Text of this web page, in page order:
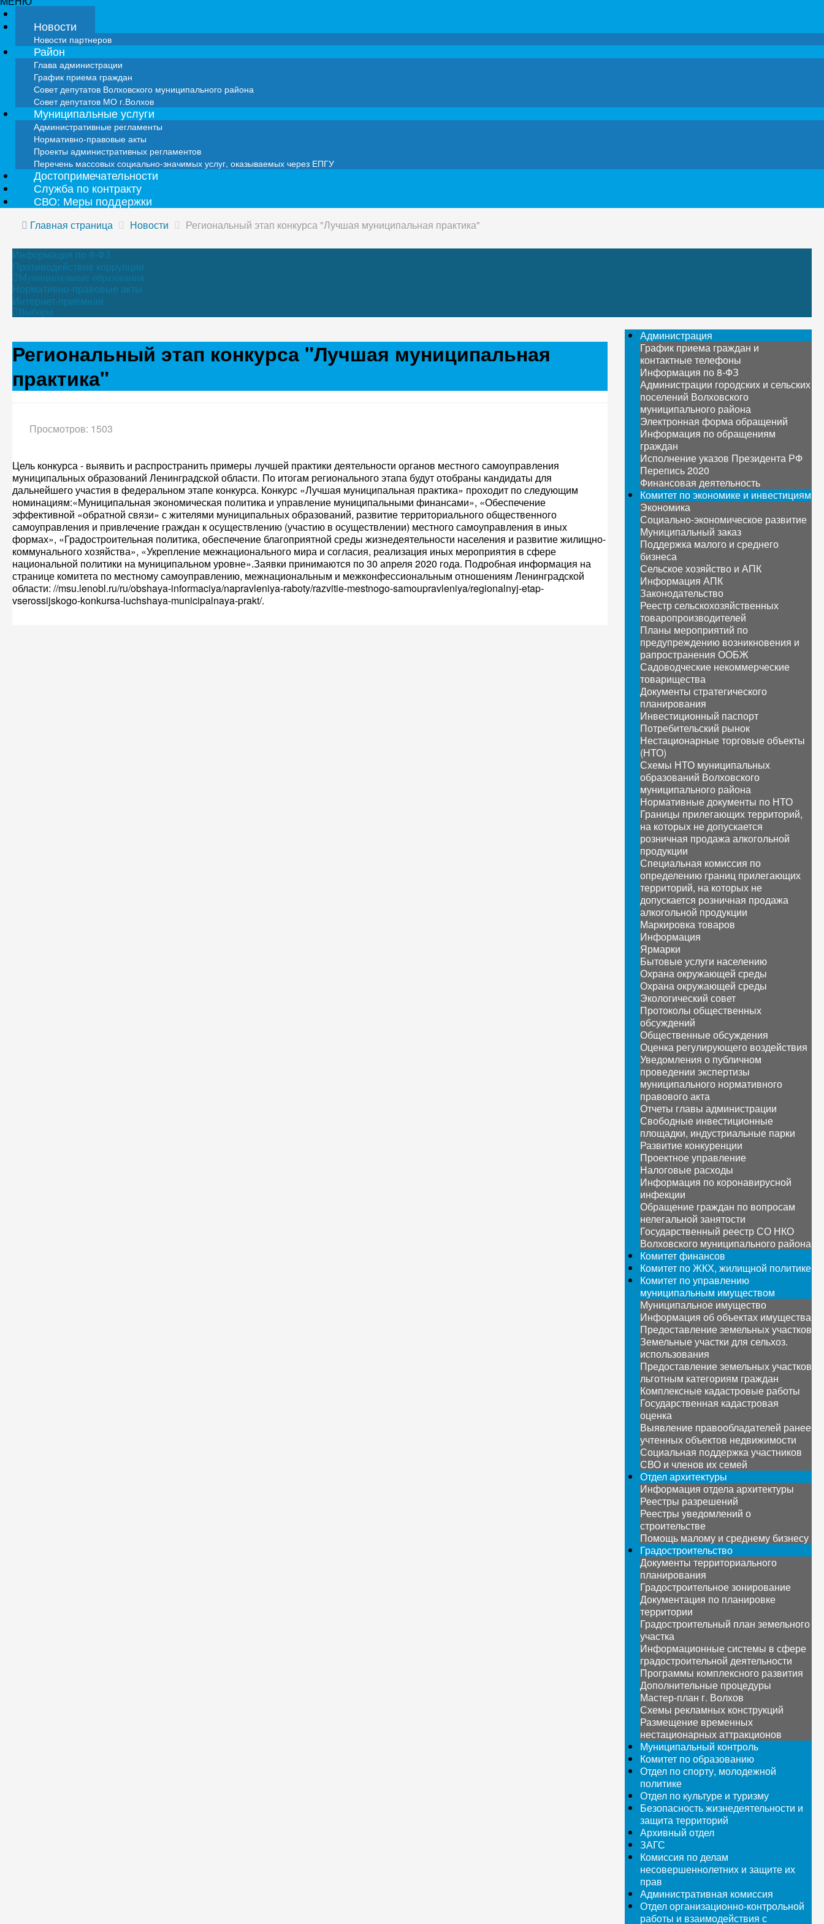
Новости
Новости партнеров
Район
Глава администрации
График приема граждан
Совет депутатов Волховского муниципального района
Совет депутатов МО г.Волхов
Муниципальные услуги
Административные регламенты
Нормативно-правовые акты
Проекты административных регламентов
Перечень массовых социально-значимых услуг, оказываемых через ЕПГУ
Достопримечательности
Служба по контракту
СВО: Меры поддержки
Главная страница Новости Региональный этап конкурса "Лучшая муниципальная практика"
Информация по 8-ФЗ
Противодействие коррупции
Муниципальные образования
Нормативно-правовые акты
Интернет-приёмная
Выборы
Региональный этап конкурса "Лучшая муниципальная
практика"
Просмотров: 1503
Цель конкурса - выявить и распространить примеры лучшей практики деятельности органов местного самоуправления
муниципальных образований Ленинградской области. По итогам регионального этапа будут отобраны кандидаты для
дальнейшего участия в федеральном этапе конкурса. Конкурс «Лучшая муниципальная практика» проходит по следующим
номинациям:«Муниципальная экономическая политика и управление муниципальными финансами», «Обеспечение
эффективной «обратной связи» с жителями муниципальных образований, развитие территориального общественного
самоуправления и привлечение граждан к осуществлению (участию в осуществлении) местного самоуправления в иных
формах», «Градостроительная политика, обеспечение благоприятной среды жизнедеятельности населения и развитие жилищно-
коммунального хозяйства», «Укрепление межнационального мира и согласия, реализация иных мероприятия в сфере
национальной политики на муниципальном уровне».Заявки принимаются по 30 апреля 2020 года. Подробная информация на
странице комитета по местному самоуправлению, межнациональным и межконфессиональным отношениям Ленинградской
области: //msu.lenobl.ru/ru/obshaya-informaciya/napravleniya-raboty/razvitie-mestnogo-samoupravleniya/regionalnyj-etap-
vserossijskogo-konkursa-luchshaya-municipalnaya-prakt/.
Администрация
График приема граждан и
контактные телефоны
Информация по 8-ФЗ
Администрации городских и сельских
поселений Волховского
муниципального района
Электронная форма обращений
Информация по обращениям
граждан
Исполнение указов Президента РФ
Перепись 2020
Финансовая деятельность
Комитет по экономике и инвестициям
Экономика
Социально-экономическое развитие
Муниципальный заказ
Поддержка малого и среднего
бизнеса
Сельское хозяйство и АПК
Информация АПК
Законодательство
Реестр сельскохозяйственных
товаропроизводителей
Планы мероприятий по
предупреждению возникновения и
рапространения ООБЖ
Садоводческие некоммерческие
товарищества
Документы стратегического
планирования
Инвестиционный паспорт
Потребительский рынок
Нестационарные торговые объекты
(НТО)
Схемы НТО муниципальных
образований Волховского
муниципального района
Нормативные документы по НТО
Границы прилегающих территорий,
на которых не допускается
розничная продажа алкогольной
продукции
Специальная комиссия по
определению границ прилегающих
территорий, на которых не
допускается розничная продажа
алкогольной продукции
Маркировка товаров
Информация
Ярмарки
Бытовые услуги населению
Охрана окружающей среды
Охрана окружающей среды
Экологический совет
Протоколы общественных
обсуждений
Общественные обсуждения
Оценка регулирующего воздействия
Уведомления о публичном
проведении экспертизы
муниципального нормативного
правового акта
Отчеты главы администрации
Свободные инвестиционные
площадки, индустриальные парки
Развитие конкуренции
Проектное управление
Налоговые расходы
Информация по коронавирусной
инфекции
Обращение граждан по вопросам
нелегальной занятости
Государственный реестр СО НКО
Волховского муниципального района
Комитет финансов
Комитет по ЖКХ, жилищной политике
Комитет по управлению
муниципальным имуществом
Муниципальное имущество
Информация об объектах имущества
Предоставление земельных участков
Земельные участки для сельхоз.
использования
Предоставление земельных участков
льготным категориям граждан
Комплексные кадастровые работы
Государственная кадастровая
оценка
Выявление правообладателей ранее
учтенных объектов недвижимости
Социальная поддержка участников
СВО и членов их семей
Отдел архитектуры
Информация отдела архитектуры
Реестры разрешений
Реестры уведомлений о
строительстве
Помощь малому и среднему бизнесу
Градостроительство
Документы территориального
планирования
Градостроительное зонирование
Документация по планировке
территории
Градостроительный план земельного
участка
Информационные системы в сфере
градостроительной деятельности
Программы комплексного развития
Дополнительные процедуры
Мастер-план г. Волхов
Схемы рекламных конструкций
Размещение временных
нестационарных аттракционов
Муниципальный контроль
Комитет по образованию
Отдел по спорту, молодежной
политике
Отдел по культуре и туризму
Безопасность жизнедеятельности и
защита территорий
Архивный отдел
ЗАГС
Комиссия по делам
несовершеннолетних и защите их
прав
Административная комиссия
Отдел организационно-контрольной
работы и взаимодействия с